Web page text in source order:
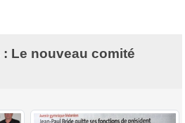
Le nouveau comité